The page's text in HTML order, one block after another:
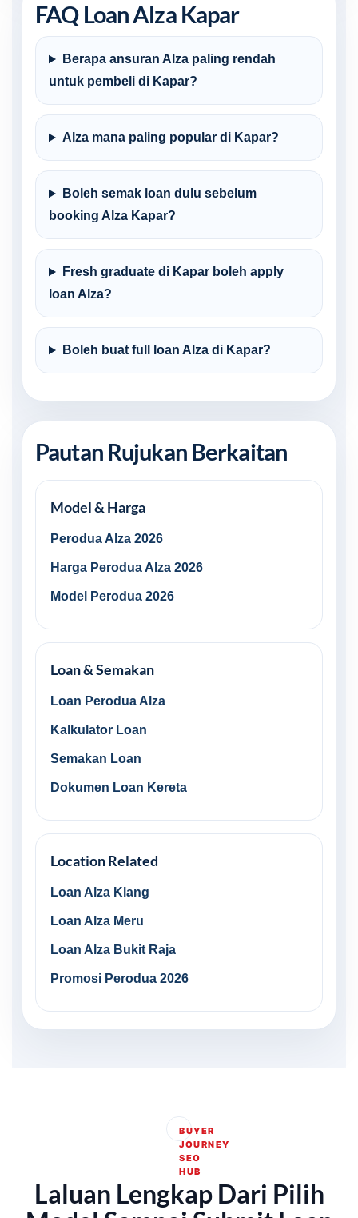
FAQ Loan Alza Kapar
Berapa ansuran Alza paling rendah
untuk pembeli di Kapar?
Alza mana paling popular di Kapar?
Boleh semak loan dulu sebelum
booking Alza Kapar?
Fresh graduate di Kapar boleh apply
loan Alza?
Boleh buat full loan Alza di Kapar?
Pautan Rujukan Berkaitan
Model & Harga
Perodua Alza 2026
Harga Perodua Alza 2026
Model Perodua 2026
Loan & Semakan
Loan Perodua Alza
Kalkulator Loan
Semakan Loan
Dokumen Loan Kereta
Location Related
Loan Alza Klang
Loan Alza Meru
Loan Alza Bukit Raja
Promosi Perodua 2026
BUYER
JOURNEY
SEO
HUB
Laluan Lengkap Dari Pilih